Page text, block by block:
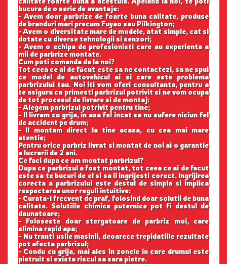
bucura de o serie de avantaje:
- Avem doar parbrize de foarte buna calitate, produse
de branduri mari precum Fuyao sau Pilkington;
- Avem o diversitate mare de modele, atat simple, cat si
dotate cu diverse tehnologii si senzori;
- Avem o echipa de profesionisti care au experienta a
mii de parbrize montate.
Cum poti comanda de la noi?
Tot ceea ce ai de făcut este sa ne contactezi, sa ne spui
ce model de autovehicul ai si care este problema
parbrizului tau. Noi iti vom oferi consultanta, pentru a
te asigura ca primesti parbrizul potrivit si ne vom ocupa
de tot procesul de livrare si de montaj:
- Alegem parbrizul potrivit pentru tine;
- Il livram cu grija, in asa fel incat sa nu sufere niciun fel
de accident pe drum;
- Il montam direct la tine acasa, cu cea mai mare
atentie;
Pentru orice parbriz livrat si montat de noi ai o garantie
a lucrarii de 2 ani.
Ce faci dupa ce am montat parbrizul?
Dupa ce parbrizul a fost montat, tot ceea ce ai de facut
este sa te bucuri de el si sa il ingrijesti corect. Ingrijirea
corecta a parbrizului este destul de simpla si implica
respectarea unor reguli intuitive:
- Curata-l frecvent de praf, folosind doar solutii de buna
calitate. Solutiile chimice puternice pot fi destul de
daunatoare;
- Foloseste doar stergatoare de parbriz moi, care
elimina rapid apa;
- Nu tranti usile masinii, deoarece trepidatiile rezultate
pot afecta parbrizul;
- Condu cu grija, mai ales in zonele in care drumul este
pietruit si exista riscul sa sara pietre.